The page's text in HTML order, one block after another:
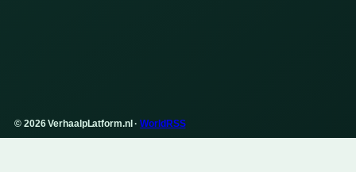
© 2026 VerhaalpLatform.nl ·WorldRSS